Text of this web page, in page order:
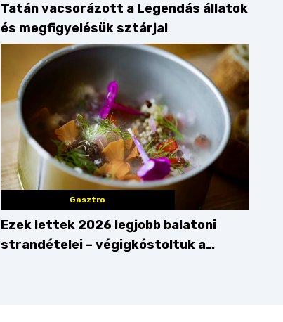
Tatán vacsorázott a Legendás állatok
és megfigyelésük sztárja!
Gasztro
Ezek lettek 2026 legjobb balatoni
strandételei – végigkóstoltuk a